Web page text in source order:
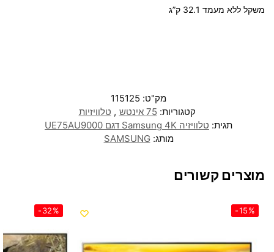
משקל ללא מעמד 32.1 ק”ג
מק"ט: 115125
קטגוריות: 75 אינטש , טלוויזיות
תגית: טלוויזיה Samsung 4K דגם UE75AU9000
מותג:SAMSUNG
מוצרים קשורים
-15%
-32%